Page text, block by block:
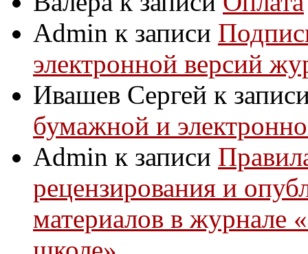
Admin к записи
электронной версий
Ивашев Сергей к
бумажной и
Admin к записи
рецензирования и
материалов в журнале